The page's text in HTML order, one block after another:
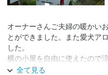
オーナーさんご夫婦の暖かい
とができました。また愛犬ア
した。
横の小屋を自由に使えたので
でき、２２時までテレビも見
全て見る